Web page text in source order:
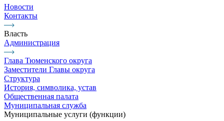
Новости
Контакты
Власть
Администрация
Глава Тюменского округа
Заместители Главы округа
Структура
История, символика, устав
Общественная палата
Муниципальная служба
Муниципальные услуги (функции)